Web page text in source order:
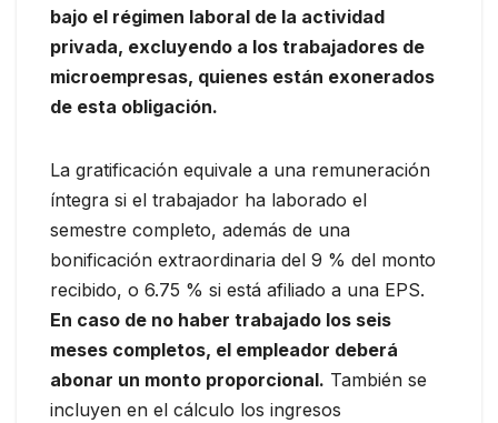
bajo el régimen laboral de la actividad
privada, excluyendo a los trabajadores de
microempresas, quienes están exonerados
de esta obligación.
La gratificación equivale a una remuneración
íntegra si el trabajador ha laborado el
semestre completo, además de una
bonificación extraordinaria del 9 % del monto
recibido, o 6.75 % si está afiliado a una EPS.
En caso de no haber trabajado los seis
meses completos, el empleador deberá
abonar un monto proporcional. También se
incluyen en el cálculo los ingresos